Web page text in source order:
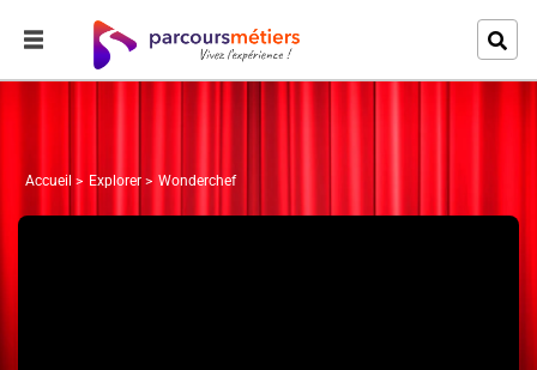
Accueil Explorer Wonderchef